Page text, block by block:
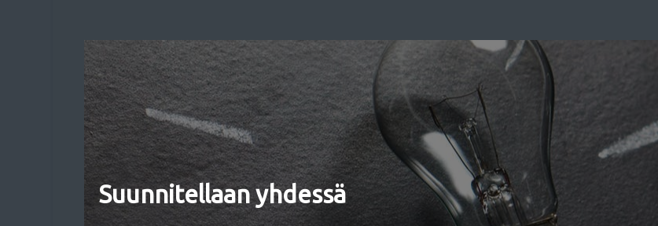
Suunnitellaan yhdessä